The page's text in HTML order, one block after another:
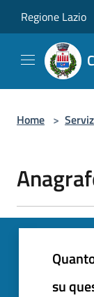
Regione Lazio
Home >
su